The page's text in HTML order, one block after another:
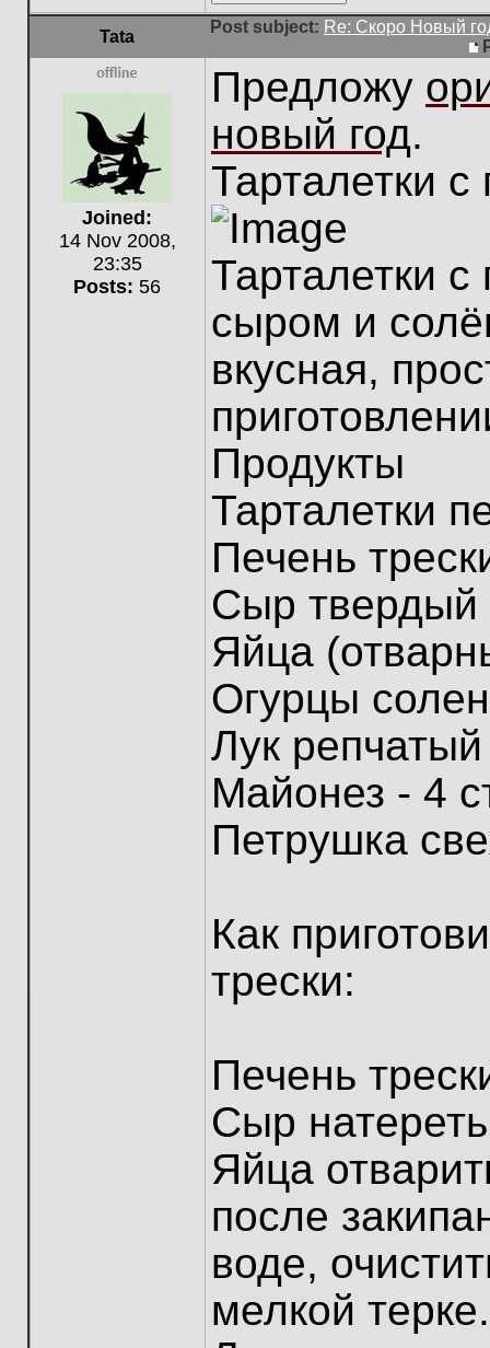
Tata
Post subject: Re: Скоро Новый
Offline
Joined:
14 Nov 2008,
23:35
Posts: 56
Предложу
новый год.
Тарталетки
Тарталетки
сыром и
вкусная,
Продукты
Тарталетки
Печень
Сыр твердый
Яйца
Огурцы
Лук
Майонез - 4
Петрушка
Как
трески:
Печень
Сыр
Яйца
после
воде,
мелкой терке.